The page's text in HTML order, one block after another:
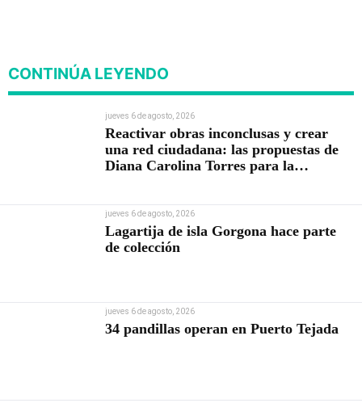
CONTINÚA LEYENDO
jueves 6 de agosto, 2026
Reactivar obras inconclusas y crear
una red ciudadana: las propuestas de
Diana Carolina Torres para la
jueves 6 de agosto, 2026
Lagartija de isla Gorgona hace parte
de colección
jueves 6 de agosto, 2026
34 pandillas operan en Puerto Tejada